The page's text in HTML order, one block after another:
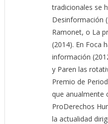
tradicionales se
Desinformación
Ramonet, o La
(2014). En Foca
información
y Paren las
Premio de
que anualmente
ProDerechos
la actualidad